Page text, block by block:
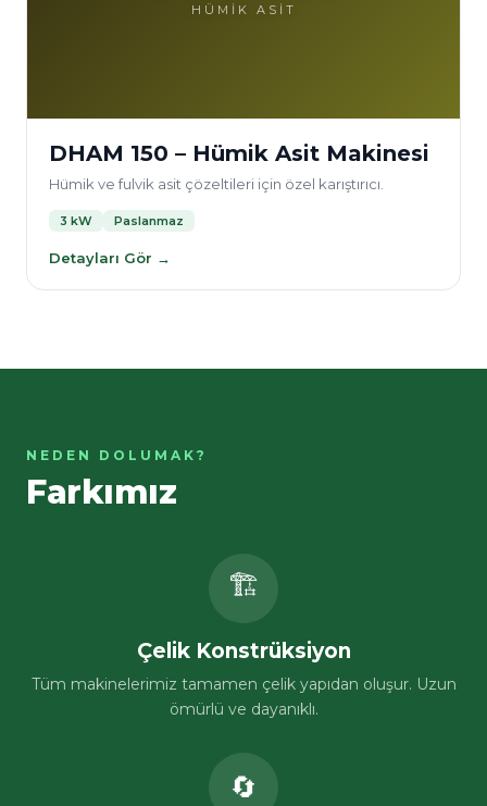
HÜMİK ASİT
DHAM 150 – Hümik Asit Makinesi
Hümik ve fulvik asit çözeltileri için özel karıştırıcı.
3 kW Paslanmaz
Detayları Gör →
NEDEN DOLUMAK?
Farkımız
🏗
Çelik Konstrüksiyon
Tüm makinelerimiz tamamen çelik yapıdan oluşur. Uzun
ömürlü ve dayanıklı.
🔄